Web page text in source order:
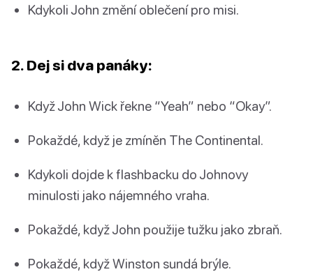
Kdykoli John změní oblečení pro misi.
2. Dej si dva panáky:
Když John Wick řekne “Yeah” nebo “Okay”.
Pokaždé, když je zmíněn The Continental.
Kdykoli dojde k flashbacku do Johnovy
minulosti jako nájemného vraha.
Pokaždé, když John použije tužku jako zbraň.
Pokaždé, když Winston sundá brýle.